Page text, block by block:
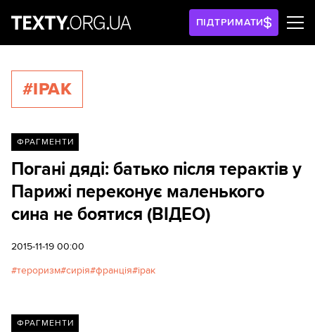
ПІДТРИМАТИ
#ІРАК
ФРАГМЕНТИ
Погані дяді: батько після терактів у
Парижі переконує маленького
сина не боятися (ВІДЕО)
2015-11-19 00:00
тероризм сирія франція ірак
ФРАГМЕНТИ